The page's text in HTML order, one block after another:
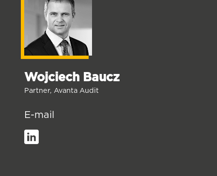
Wojciech Baucz
Partner, Avanta Audit
E-mail